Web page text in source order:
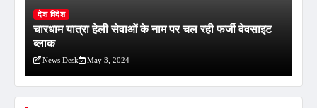
देश विदेश
चारधाम यात्रा हेली सेवाओं के नाम पर चल रही फर्जी वेवसाइट
ब्लाक
News Desk May 3, 2024